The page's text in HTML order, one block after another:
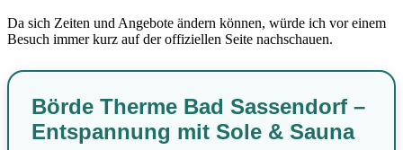
Da sich Zeiten und Angebote ändern können, würde ich vor einem
Besuch immer kurz auf der offiziellen Seite nachschauen.
Börde Therme Bad Sassendorf –
Entspannung mit Sole & Sauna